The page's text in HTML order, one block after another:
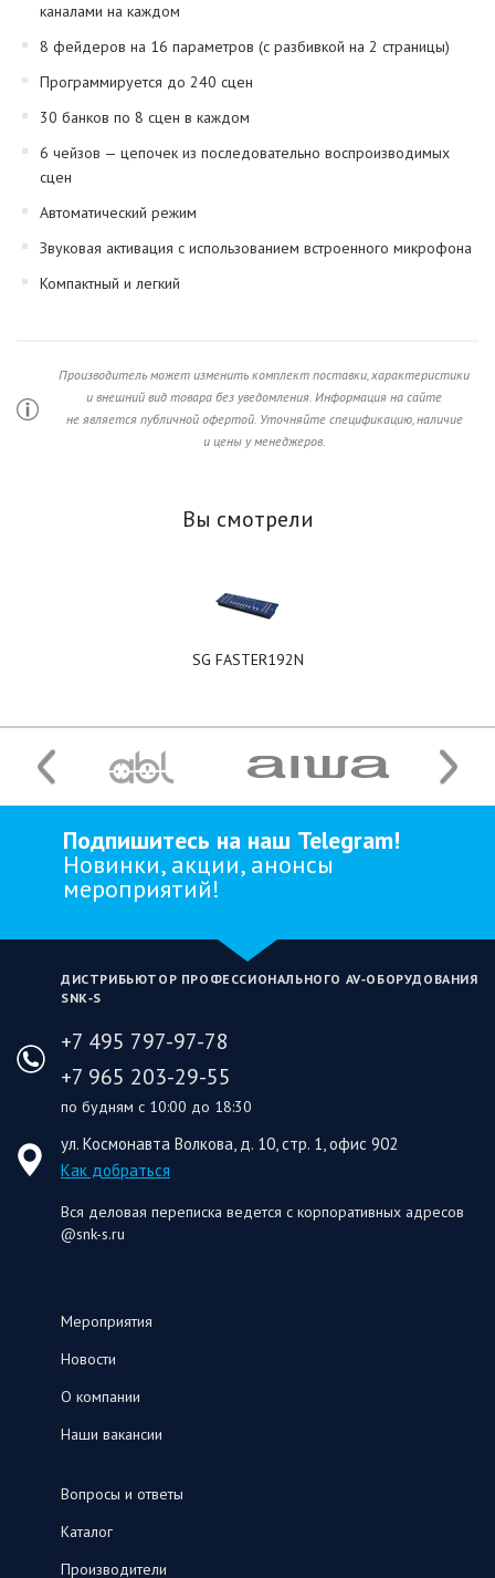
каналами на каждом
8 фейдеров на 16 параметров (с разбивкой на 2 страницы)
Программируется до 240 сцен
30 банков по 8 сцен в каждом
6 чейзов — цепочек из последовательно воспроизводимых
сцен
Автоматический режим
Звуковая активация с использованием встроенного микрофона
Компактный и легкий
Производитель может изменить комплект поставки, характеристики
и внешний вид товара без уведомления. Информация на сайте
не является публичной офертой. Уточняйте спецификацию, наличие
и цены у менеджеров.
Вы смотрели
SG FASTER192N
Подпишитесь на наш Telegram!
Новинки, акции, анонсы
мероприятий!
ДИСТРИБЬЮТОР ПРОФЕССИОНАЛЬНОГО AV‑ОБОРУДОВАНИЯ
SNK‑S
+7 495 797-97-78
+7 965 203-29-55
по будням с 10:00 до 18:30
ул. Космонавта Волкова, д. 10, стр. 1, офис 902
Как добраться
Вся деловая переписка ведется с корпоративных адресов
@snk-s.ru
Мероприятия
Новости
О компании
Наши вакансии
Вопросы и ответы
Каталог
Производители